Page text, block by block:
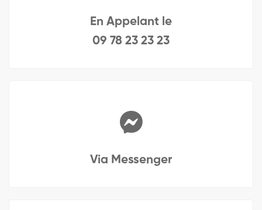
En Appelant le
09 78 23 23 23
Via Messenger